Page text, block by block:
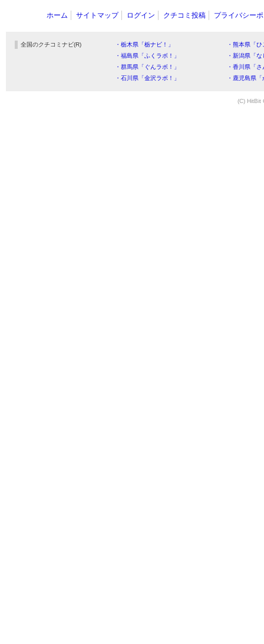
ホーム サイトマップ ログイン クチコミ投稿 プライバシー
全国のクチコミナビ(R) ・栃木県「栃ナビ！」
・熊本県「
・福島県「ふくラボ！」
・新潟県「
・群馬県「ぐんラボ！」
・香川県「
・石川県「金沢ラボ！」
・鹿児島県
(C) HitBit